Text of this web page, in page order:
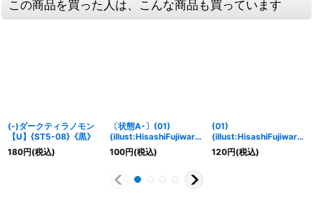
この商品を買った人は、こんな商品も買っています
(-)ダークティラノモン
【U】{ST5-08}《黒》
180円(税込)
〔状態A-〕(01)
(illust:HisashiFujiwara)
ダークティラノモン
【U】{ST5-08}《黒》
100円(税込)
(01)
(illust:HisashiFujiwara)
ダークティラノモン
【U】{ST5-08}《黒》
120円(税込)